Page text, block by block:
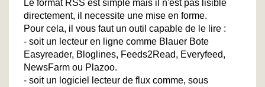
Le format RSS est simple mais il n'est pas lisible
directement, il necessite une mise en forme.
Pour cela, il vous faut un outil capable de le lire :
- soit un lecteur en ligne comme Blauer Bote
Easyreader, Bloglines, Feeds2Read, Everyfeed,
NewsFarm ou Plazoo.
- soit un logiciel lecteur de flux comme, sous